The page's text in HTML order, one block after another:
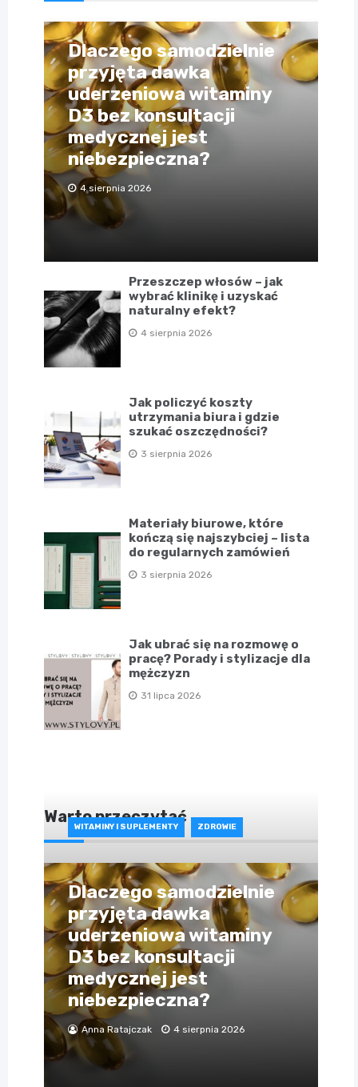
Dlaczego samodzielnie
przyjęta dawka
uderzeniowa witaminy
D3 bez konsultacji
medycznej jest
niebezpieczna?
4 sierpnia 2026
Przeszczep włosów – jak
wybrać klinikę i uzyskać
naturalny efekt?
4 sierpnia 2026
Jak policzyć koszty
utrzymania biura i gdzie
szukać oszczędności?
3 sierpnia 2026
Materiały biurowe, które
kończą się najszybciej – lista
do regularnych zamówień
3 sierpnia 2026
Jak ubrać się na rozmowę o
pracę? Porady i stylizacje dla
mężczyzn
31 lipca 2026
Warto przeczytać
WITAMINY I SUPLEMENTY ZDROWIE
Dlaczego samodzielnie
przyjęta dawka
uderzeniowa witaminy
D3 bez konsultacji
medycznej jest
niebezpieczna?
Anna Ratajczak 4 sierpnia 2026